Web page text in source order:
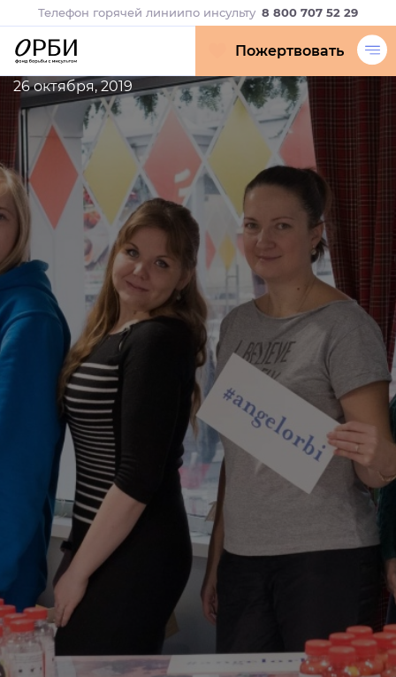
Телефон горячей линиипо инсульту 8 800 707 52 29
Пожертвовать
26 октября, 2019